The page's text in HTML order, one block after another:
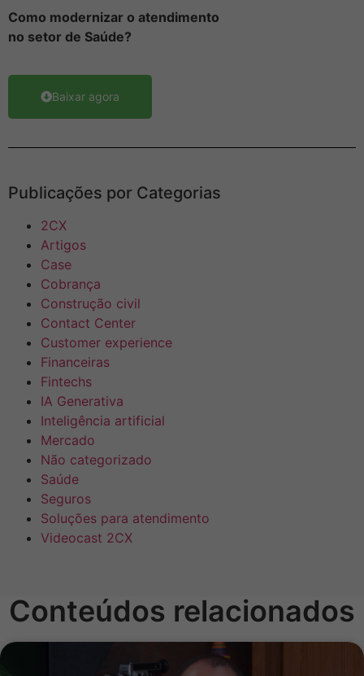
Como modernizar o atendimento
no setor de Saúde?
Baixar agora
Publicações por Categorias
2CX
Artigos
Case
Cobrança
Construção civil
Contact Center
Customer experience
Financeiras
Fintechs
IA Generativa
Inteligência artificial
Mercado
Não categorizado
Saúde
Seguros
Soluções para atendimento
Videocast 2CX
Conteúdos relacionados